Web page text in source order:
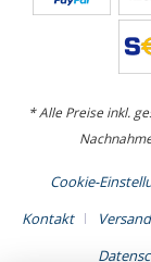
* Alle Preise inkl.
Cookie-
Kontakt